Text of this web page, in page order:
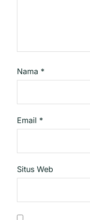
Nama *
Email *
Situs Web